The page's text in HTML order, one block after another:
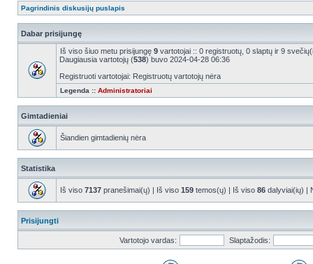
Pagrindinis diskusijų puslapis
Dabar prisijungę
Iš viso šiuo metu prisijungę 9 vartotojai :: 0 registruotų, 0 slaptų ir 9
Daugiausia vartotojų (538) buvo 2024-04-28 06:36
Registruoti vartotojai: Registruotų vartotojų nėra
Legenda :: Administratoriai
Gimtadieniai
Šiandien gimtadienių nėra
Statistika
Iš viso 7137 pranešimai(ų) | Iš viso 159 temos(ų) | Iš viso 86 dalyviai(ių) |
Prisijungti
Vartotojo vardas: Slaptažodis: